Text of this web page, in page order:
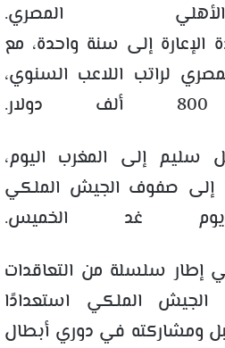
المصري.
إلى سنة واحدة، مع
لراتب اللاعب السنوي،
سليم إلى المغرب اليوم،
إلى صفوف الجيش الملكي
غد الخميس.
إطار سلسلة من التعاقدات
الجيش الملكي استعدادًا
ومشاركته في دوري أبطال